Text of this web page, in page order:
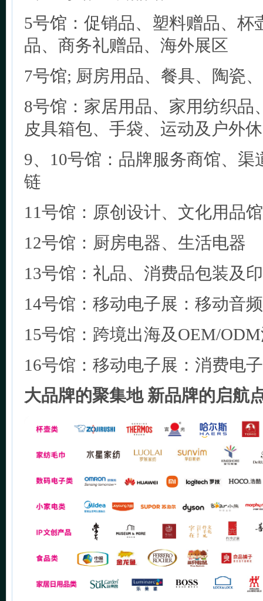
5号馆：促销品、塑料赠品、杯
品、商务礼赠品、海外展区
7号馆; 厨房用品、餐具、陶瓷
8号馆：家居用品、家用纺织品
皮具箱包、手袋、运动及户外
9、10号馆：品牌服务商馆、渠
链
11号馆：原创设计、文化用品馆
12号馆：厨房电器、生活电器
13号馆：礼品、消费品包装及
14号馆：移动电子展：移动音
15号馆：跨境出海及OEM/
16号馆：移动电子展：消费电
大品牌的聚集地 新品牌的启航